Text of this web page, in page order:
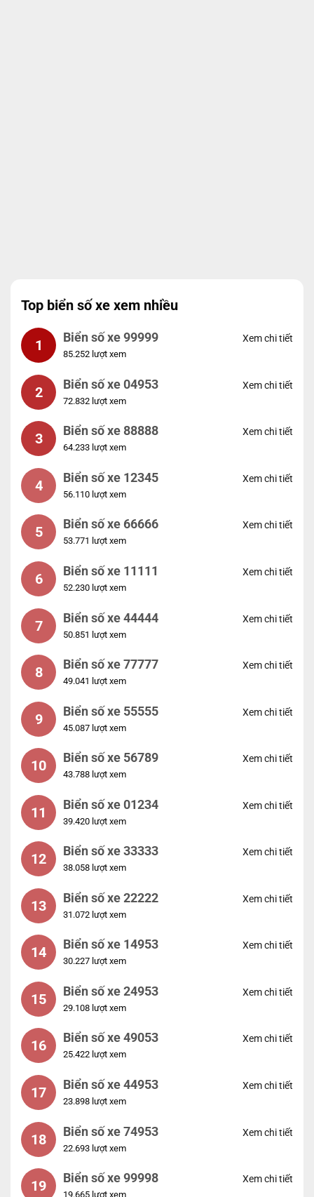
Top biển số xe xem nhiều
1 Biển số xe 99999
85.252 lượt xem
Xem chi tiết
2 Biển số xe 04953
72.832 lượt xem
Xem chi tiết
3 Biển số xe 88888
64.233 lượt xem
Xem chi tiết
4 Biển số xe 12345
56.110 lượt xem
Xem chi tiết
5 Biển số xe 66666
53.771 lượt xem
Xem chi tiết
6 Biển số xe 11111
52.230 lượt xem
Xem chi tiết
7 Biển số xe 44444
50.851 lượt xem
Xem chi tiết
8 Biển số xe 77777
49.041 lượt xem
Xem chi tiết
9 Biển số xe 55555
45.087 lượt xem
Xem chi tiết
10 Biển số xe 56789
43.788 lượt xem
Xem chi tiết
11 Biển số xe 01234
39.420 lượt xem
Xem chi tiết
12 Biển số xe 33333
38.058 lượt xem
Xem chi tiết
13 Biển số xe 22222
31.072 lượt xem
Xem chi tiết
14 Biển số xe 14953
30.227 lượt xem
Xem chi tiết
15 Biển số xe 24953
29.108 lượt xem
Xem chi tiết
16 Biển số xe 49053
25.422 lượt xem
Xem chi tiết
17 Biển số xe 44953
23.898 lượt xem
Xem chi tiết
18 Biển số xe 74953
22.693 lượt xem
Xem chi tiết
19 Biển số xe 99998
19.665 lượt xem
Xem chi tiết